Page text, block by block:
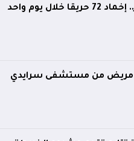
سعيود: إجلاء أكثر من 100 مريض من مستشفى سرايدي